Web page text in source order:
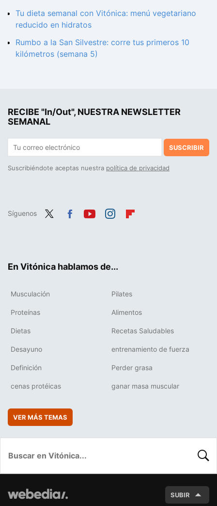
Tu dieta semanal con Vitónica: menú vegetariano
reducido en hidratos
Rumbo a la San Silvestre: corre tus primeros 10
kilómetros (semana 5)
RECIBE "In/Out", NUESTRA NEWSLETTER
SEMANAL
SUSCRIBIR
Suscribiéndote aceptas nuestra política de privacidad
Síguenos
En Vitónica hablamos de...
Musculación Pilates
Proteínas Alimentos
Dietas Recetas Saludables
Desayuno entrenamiento de fuerza
Definición Perder grasa
cenas protéicas ganar masa muscular
VER MÁS TEMAS
SUBIR